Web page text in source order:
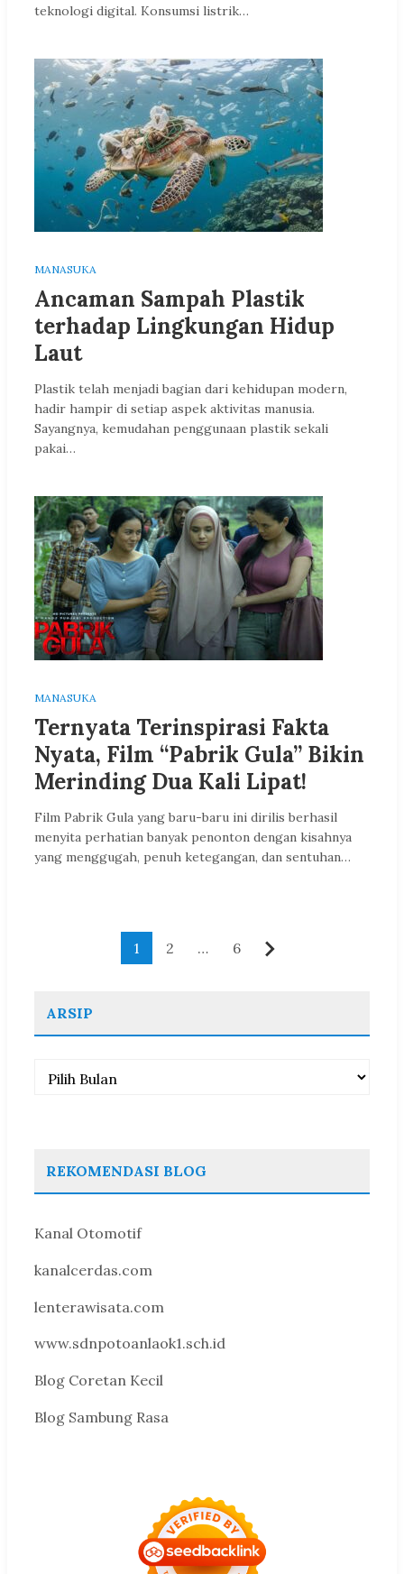
teknologi digital. Konsumsi listrik…
MANASUKA
Ancaman Sampah Plastik
terhadap Lingkungan Hidup
Laut
Plastik telah menjadi bagian dari kehidupan modern,
hadir hampir di setiap aspek aktivitas manusia.
Sayangnya, kemudahan penggunaan plastik sekali
pakai…
MANASUKA
Ternyata Terinspirasi Fakta
Nyata, Film “Pabrik Gula” Bikin
Merinding Dua Kali Lipat!
Film Pabrik Gula yang baru-baru ini dirilis berhasil
menyita perhatian banyak penonton dengan kisahnya
yang menggugah, penuh ketegangan, dan sentuhan…
1 2 … 6
ARSIP
Arsip
REKOMENDASI BLOG
Kanal Otomotif
kanalcerdas.com
lenterawisata.com
www.sdnpotoanlaok1.sch.id
Blog Coretan Kecil
Blog Sambung Rasa